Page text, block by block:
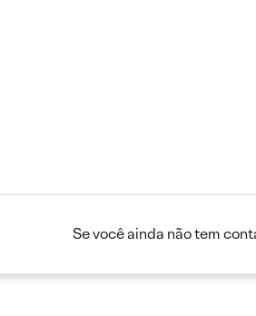
Se você ainda não tem